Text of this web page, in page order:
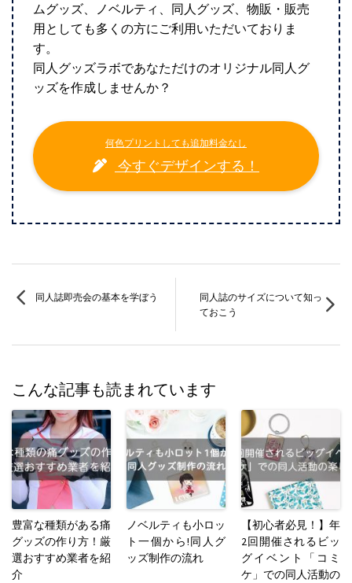
ムグッズ、ノベルティ、同人グッズ、物販・販売
用としても多くの方にご利用いただいておりま
す。
同人グッズラボであなただけのオリジナル同人グ
ッズを作成しませんか？
何色プリントしても追加料金なし
今すぐデザインする！
同人誌即売会の基本を学ぼう
同人誌のサイズについて知っ
ておこう
こんな記事も読まれています
豊富な種類がある痛
グッズの作り方！厳
選おすすめ業者を紹
介
ノベルティも小ロッ
ト一個から!同人グ
ッズ制作の流れ
【初心者必見！】年
2回開催されるビッ
グイベント「コミ
ケ」での同人活動の